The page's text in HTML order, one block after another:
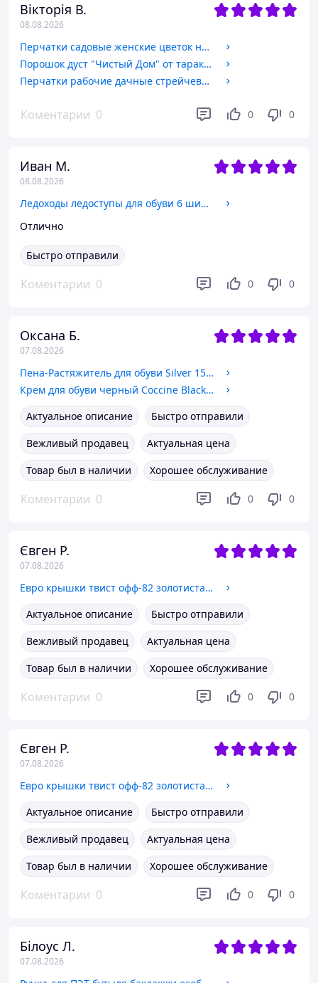
Вікторія В.
08.08.2026
Перчатки садовые женские цветок нейлоновые с рисунком - пачка 12 пар
Порошок дуст "Чистый Дом" от тараканов и др. Оригинал.
Перчатки рабочие дачные стрейчевые с латексным покрытием оранжевые/синие 12пар
Коментарии 0 0 0
Иван М.
08.08.2026
Ледоходы ледоступы для обуви 6 шипов 36-46рр. Попруус
Отлично
Быстро отправили
Коментарии 0 0 0
Оксана Б.
07.08.2026
Пена-Растяжитель для обуви Silver 150мл.
Крем для обуви черный Сoccine Black 02
Актуальное описание
Быстро отправили
Вежливый продавец
Актуальная цена
Товар был в наличии
Хорошее обслуживание
Коментарии 0 0 0
Євген Р.
07.08.2026
Евро крышки твист офф-82 золотистая Полинка (20шт.)
Актуальное описание
Быстро отправили
Вежливый продавец
Актуальная цена
Товар был в наличии
Хорошее обслуживание
Коментарии 0 0 0
Євген Р.
07.08.2026
Евро крышки твист офф-82 золотистая Полинка (20шт.)
Актуальное описание
Быстро отправили
Вежливый продавец
Актуальная цена
Товар был в наличии
Хорошее обслуживание
Коментарии 0 0 0
Білоус Л.
07.08.2026